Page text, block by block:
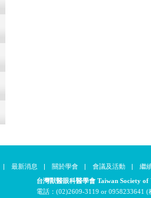
| 最新消息 | 關於學會 | 會議及活動 |
繼
台灣獸醫眼科醫學會 Taiwan Society
電話：(02)2609-3119 or 0958233641